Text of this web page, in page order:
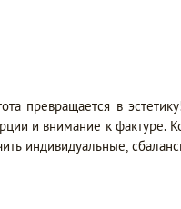
превращается в
и внимание к фактуре.
индивидуальные,